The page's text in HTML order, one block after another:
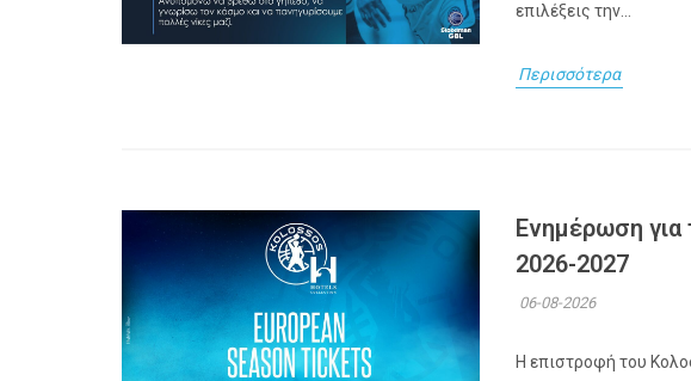
επιλέξεις την...
Περισσότερα
Ενημέρωση για
2026-2027
06-08-2026
Η επιστροφή του